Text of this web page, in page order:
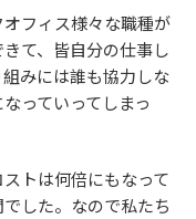
フィス様々な職種が
て、皆自分の仕事し
みには誰も協力しな
っていってしまっ
トは何倍にもなって
した。なので私たち